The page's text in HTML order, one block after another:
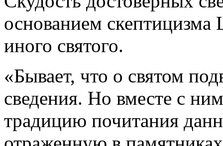
основанием скептицизма
иного святого.
«Бывает, что о святом
сведения. Но вместе с
традицию почитания